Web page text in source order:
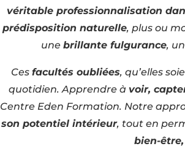
véritable professionnalisation
prédisposition naturelle, plus ou
une brillante fulgurance, un
Ces facultés oubliées, qu’elles
quotidien. Apprendre à voir,
Centre Eden Formation. Notre
son potentiel intérieur, tout en
bien-